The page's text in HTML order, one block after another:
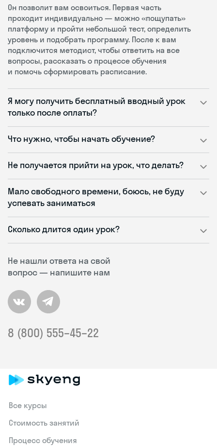
Не нашли ответа на свой
вопрос — напишите нам
8 (800) 555–45–22
Он позволит вам освоиться. Первая часть
проходит индивидуально — можно «пощупать»
платформу и пройти небольшой тест, определить
уровень и подобрать программу. После к вам
подключится методист, чтобы ответить на все
вопросы, рассказать о процессе обучения
и помочь сформировать расписание.
Я могу получить бесплатный вводный урок
только после оплаты?
Что нужно, чтобы начать обучение?
Не получается прийти на урок, что делать?
Мало свободного времени, боюсь, не буду
успевать заниматься
Сколько длится один урок?
Все курсы
Стоимость занятий
Процесс обучения